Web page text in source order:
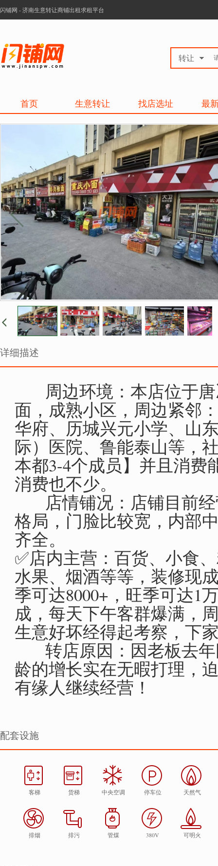
闪铺网 - 济南生意转让商铺出租求租平台
转让
首页 生意转让 找店选址 最
详细描述
周边环境：‬‎本店位于唐
面，成熟小区，周边紧邻
华府、历城兴元小学、山
际）医院、鲁能泰山等，
本都3-4个成员】并且消费
消费也不少。
店情铺‬‎况：店铺目前经
格局，门脸比较宽，内部
齐全。
✅店内主营：百货、小食
水果、烟酒等等，装修现
季可达8000+，旺季可达1
成，每天下午客群爆满，
生意好坏经得起考察，下
转店原因：因老板去年
龄的增长实在无暇打理，
有缘人继续经营！
配套设施
客梯 货梯 中央空调 停车位 天然气
排烟 排污 管煤 380V 可明火